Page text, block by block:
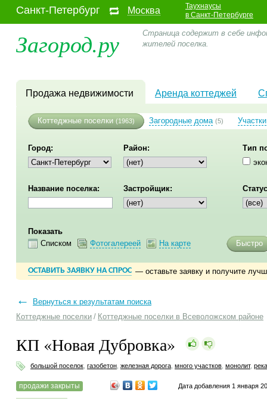
Санкт-Петербург Москва
Таухнаусы
в Санкт-Петербурге
Загород.ру
Страница содержит в себе
жителей поселка.
Продажа недвижимости Аренда коттеджей
Коттеджные поселки (1963) Загородные дома (5) Участки
Город: Район:
Тип
Название поселка: Застройщик:
Показать
Списком
Фотогалереей На карте Быстро
ОСТАВИТЬ ЗАЯВКУ НА СПРОС — оставьте заявку и получите
←
Вернуться к результатам поиска
Коттеджные поселки / Коттеджные поселки в Всеволожском районе
КП «Новая Дубровка»
большой поселок газобетон железная дорога много участков монолит, река
продажи закрыты Дата добавления 1 января